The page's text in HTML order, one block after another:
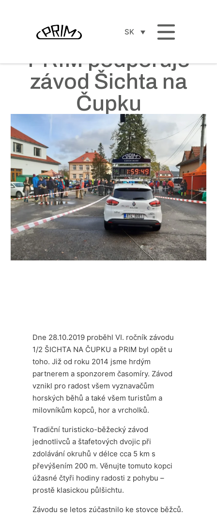
SK
PRIM podporuje
závod Šichta na
Čupku
Dne 28.10.2019 proběhl VI. ročník závodu
1/2 ŠICHTA NA ČUPKU a PRIM byl opět u
toho. Již od roku 2014 jsme hrdým
partnerem a sponzorem časomíry. Závod
vznikl pro radost všem vyznavačům
horských běhů a také všem turistům a
milovníkům kopců, hor a vrcholků.
Tradiční turisticko-běžecký závod
jednotlivců a štafetových dvojic při
zdolávání okruhů v délce cca 5 km s
převýšením 200 m. Věnujte tomuto kopci
úžasné čtyři hodiny radosti z pohybu –
prostě klasickou půlšichtu.
Závodu se letos zúčastnilo ke stovce běžců.